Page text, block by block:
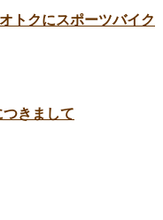
トクにスポーツバイク
つきまして